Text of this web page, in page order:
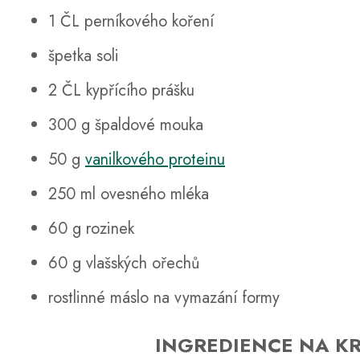
1 ČL perníkového koření
špetka soli
2 ČL kypřícího prášku
300 g špaldové mouka
50 g vanilkového proteinu
250 ml ovesného mléka
60 g rozinek
60 g vlašských ořechů
rostlinné máslo na vymazání formy
INGREDIENCE NA